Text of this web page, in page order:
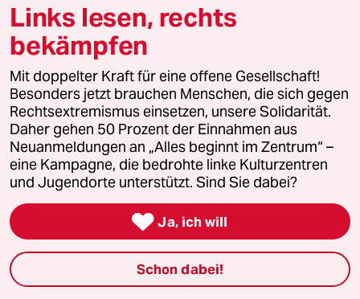
immer neue“, sagt Soto und entrollt demonstrativ
die Fahne der Frente Nacional Campesino, dem
Dachverband der Kooperativen. Wenn große
Unternehmen Tausende Hektar Wald kauften, um
ihn abzuholzen, gehe alles ruckzuck, sagt sie.
„Dann kommen sie mit einem Räumungsbefehl
und tragen dich weg wie einen Müllsack.“
Als die Finca La Florencia im Westen der Provinz
Formosa 2011 geräumt wurde, begannen sie sich
zu organisieren. Damals wurden über 200
Familien von den 90.000 Hektar vertrieben. Ein
geräumter Campesino, also ein Farmer, sterbe an
Links lesen, rechts
bekämpfen
Mit doppelter Kraft für eine offene Gesellschaft!
Besonders jetzt brauchen Menschen, die sich gegen
Rechtsextremismus einsetzen, unsere Solidarität.
Daher gehen 50 Prozent der Einnahmen aus
Neuanmeldungen an „Alles beginnt im Zentrum“ –
eine Kampagne, die bedrohte linke Kulturzentren
und Jugendorte unterstützt. Sind Sie dabei?
 Ja, ich will
Schon dabei!